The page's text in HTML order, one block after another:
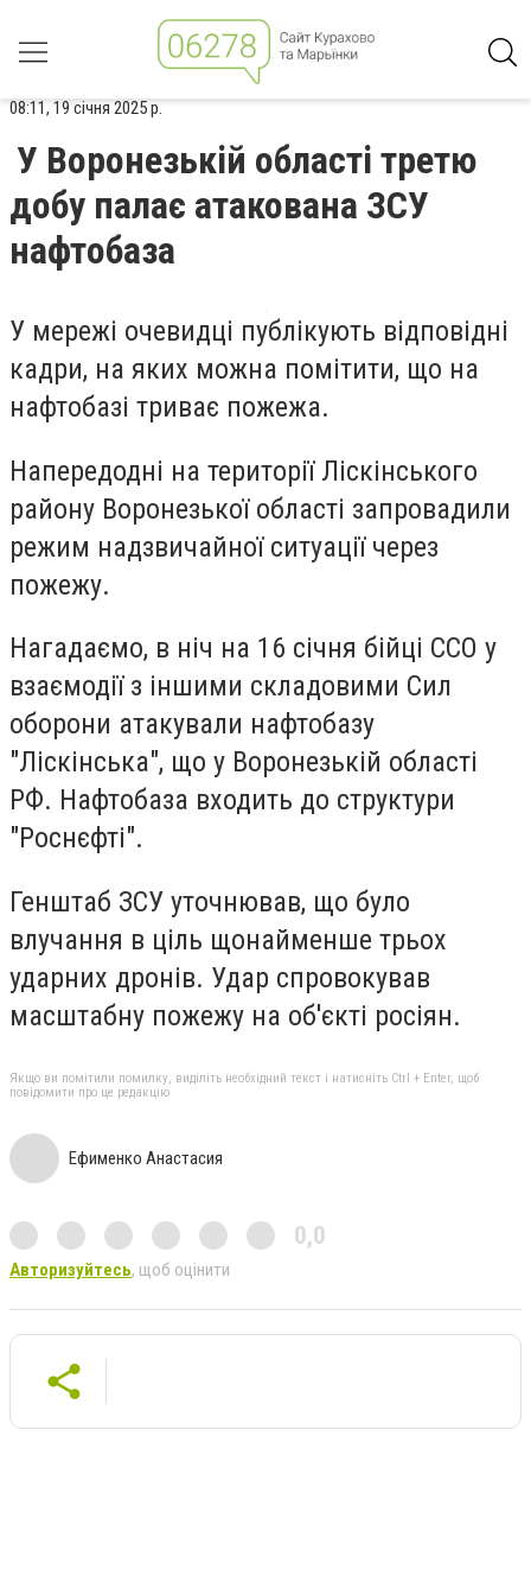
08:11, 19 січня 2025 р.
У Воронезькій області третю
добу палає атакована ЗСУ
нафтобаза
У мережі очевидці публікують відповідні
кадри, на яких можна помітити, що на
нафтобазі триває пожежа.
Напередодні на території Ліскінського
району Воронезької області запровадили
режим надзвичайної ситуації через
пожежу.
Нагадаємо, в ніч на 16 січня бійці ССО у
взаємодії з іншими складовими Сил
оборони атакували нафтобазу
"Ліскінська", що у Воронезькій області
РФ. Нафтобаза входить до структури
"Роснєфті".
Генштаб ЗСУ уточнював, що було
влучання в ціль щонайменше трьох
ударних дронів. Удар спровокував
масштабну пожежу на об'єкті росіян.
Якщо ви помітили помилку, виділіть необхідний текст і натисніть Ctrl + Enter, щоб
повідомити про це редакцію
Ефименко Анастасия
0,0
Авторизуйтесь, щоб оцінити